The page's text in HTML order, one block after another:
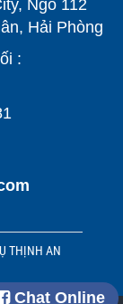
Chat Online
Ngõ 112
Hải Phòng
:
THỊNH AN